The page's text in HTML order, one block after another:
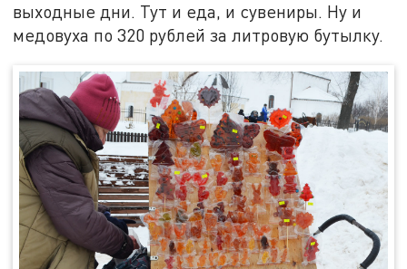
выходные дни. Тут и еда, и сувениры. Ну и
медовуха по 320 рублей за литровую бутылку.